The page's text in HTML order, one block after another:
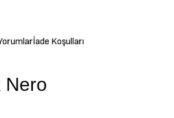
İade Koşulları
Nero